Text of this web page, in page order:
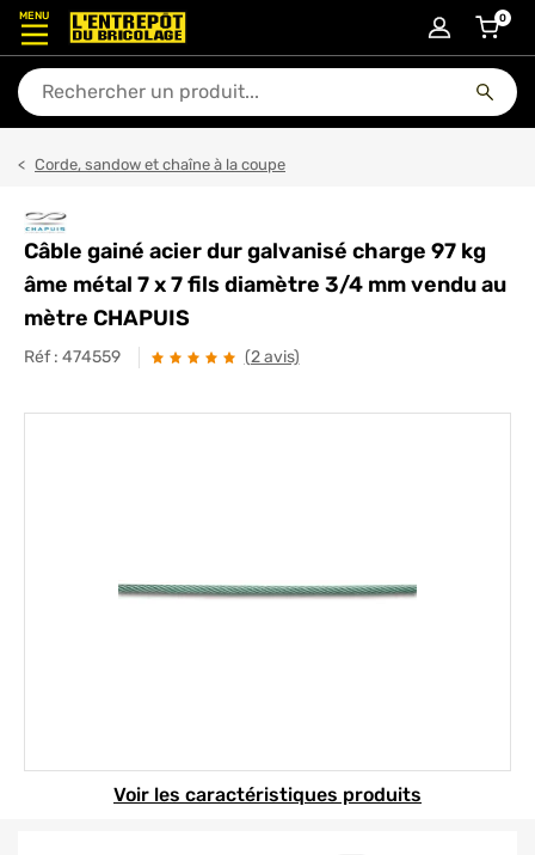
MENU
En quoi puis-je vous aider ?
0article
Corde, sandow et chaîne à la coupe
Câble gainé acier dur galvanisé charge 97 kg
âme métal 7 x 7 fils diamètre 3/4 mm vendu au
mètre CHAPUIS
Réf : 474559 (2 avis)
Element 1 sur 1
Voir les caractéristiques produits